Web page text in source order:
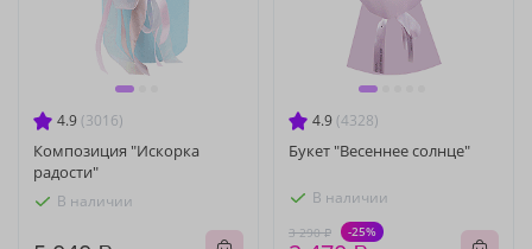
4.9 (3016)
Композиция "Искорка
радости"
В наличии
4.9 (4328)
Букет "Весеннее солнце"
В наличии
3 290 ₽ -25%